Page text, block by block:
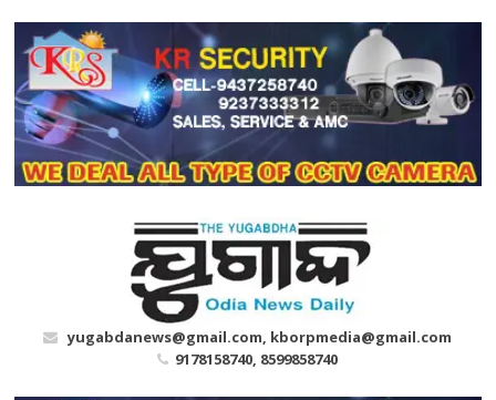
content
yugabdanews@gmail.com, kborpmedia@gmail.com
9178158740, 8599858740